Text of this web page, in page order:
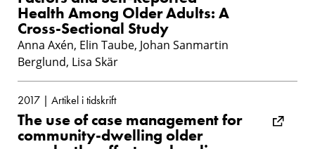
Health Among Older Adults: A
Cross-Sectional Study
Anna Axén, Elin Taube, Johan Sanmartin
Berglund, Lisa Skär
2017 | Artikel i tidskrift
The use of case management for
community-dwelling older